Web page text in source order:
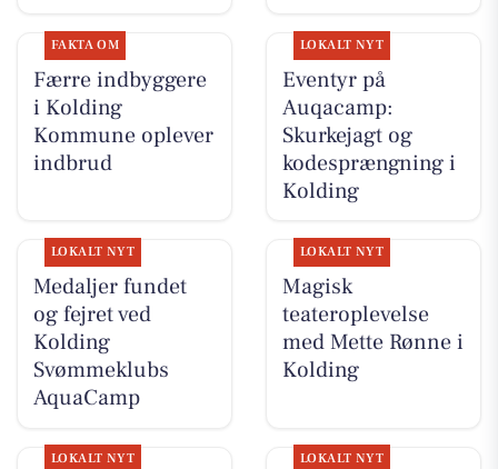
FAKTA OM
Færre indbyggere
i Kolding
Kommune oplever
indbrud
LOKALT NYT
Eventyr på
Auqacamp:
Skurkejagt og
kodesprængning i
Kolding
LOKALT NYT
Medaljer fundet
og fejret ved
Kolding
Svømmeklubs
AquaCamp
LOKALT NYT
Magisk
teateroplevelse
med Mette Rønne i
Kolding
LOKALT NYT LOKALT NYT